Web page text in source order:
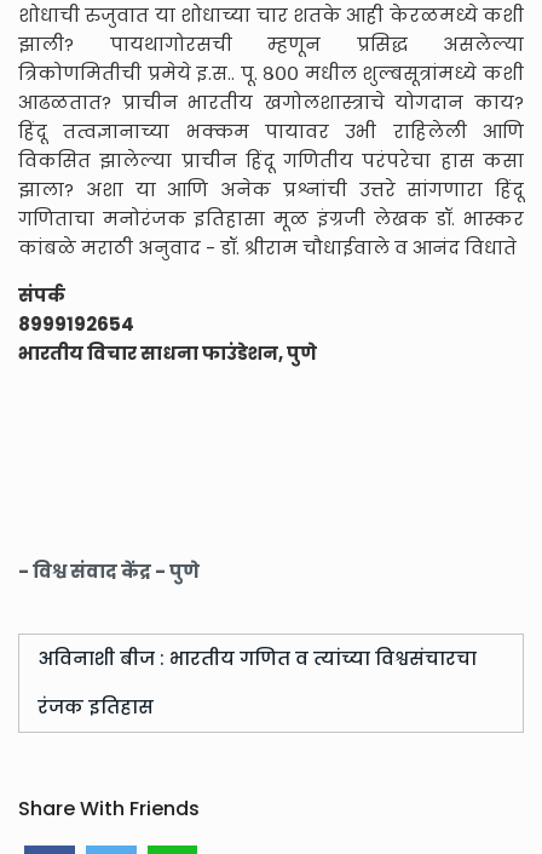
शोधाची रुजुवात या शोधाच्या चार शतके आही केरळमध्ये कशी
झाली? पायथागोरसची म्हणून प्रसिद्ध असलेल्या
त्रिकोणमितीची प्रमेये इ.स.. पू. ८०० मधील शुल्बसूत्रांमध्ये कशी
आढळतात? प्राचीन भारतीय खगोलशास्त्राचे योगदान काय?
हिंदू तत्वज्ञानाच्या भक्कम पायावर उभी राहिलेली आणि
विकसित झालेल्या प्राचीन हिंदू गणितीय परंपरेचा हास कसा
झाला? अशा या आणि अनेक प्रश्नांची उत्तरे सांगणारा हिंदू
गणिताचा मनोरंजक इतिहासा मूळ इंग्रजी लेखक डॉ. भास्कर
कांबळे मराठी अनुवाद - डॉ. श्रीराम चौधाईवाले व आनंद विधाते
संपर्क
8999192654
भारतीय विचार साधना फाउंडेशन, पुणे
- विश्व संवाद केंद्र - पुणे
अविनाशी बीज : भारतीय गणित व त्यांच्या विश्वसंचारचा
रंजक इतिहास
Share With Friends